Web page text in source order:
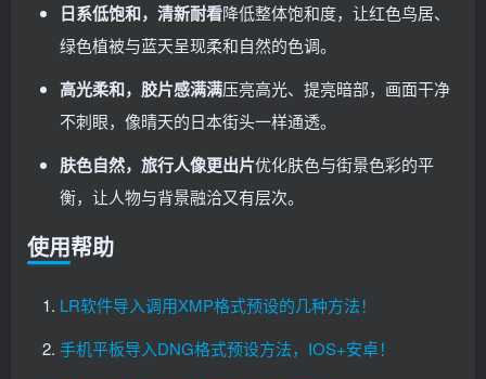
日系低饱和，清新耐看降低整体饱和度，让红色鸟居、
绿色植被与蓝天呈现柔和自然的色调。
高光柔和，胶片感满满压亮高光、提亮暗部，画面干净
不刺眼，像晴天的日本街头一样通透。
肤色自然，旅行人像更出片优化肤色与街景色彩的平
衡，让人物与背景融洽又有层次。
使用帮助
LR软件导入调用XMP格式预设的几种方法！
手机平板导入DNG格式预设方法，IOS+安卓！